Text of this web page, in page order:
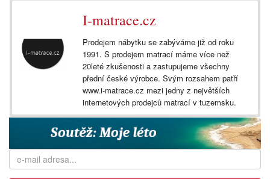
I-matrace.cz
Prodejem nábytku se zabýváme již od roku
1991. S prodejem matrací máme více než
20leté zkušenosti a zastupujeme všechny
přední české výrobce. Svým rozsahem patří
www.i-matrace.cz mezi jedny z největších
internetových prodejců matrací v tuzemsku.